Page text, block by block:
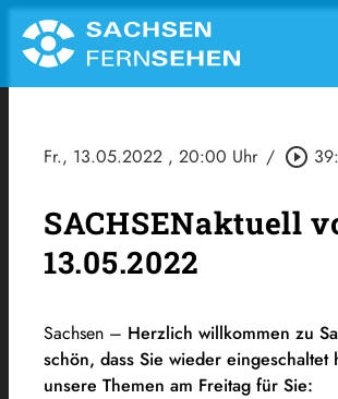
Fr., 13.05.2022 , 20:00 Uhr / play_circle_outline
SACHSENaktuell
13.05.2022
Sachsen – Herzlich willkommen zu
schön, dass Sie wieder eingeschaltet
unsere Themen am Freitag für Sie: